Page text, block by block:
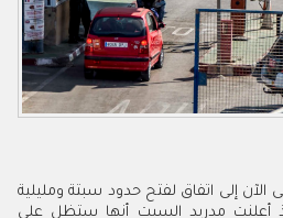
الآن إلى اتفاق لفتح حدود سبتة ومليلية
منذ مارس 2020، إذ أعلنت مدريد السبت أنها ستظل على